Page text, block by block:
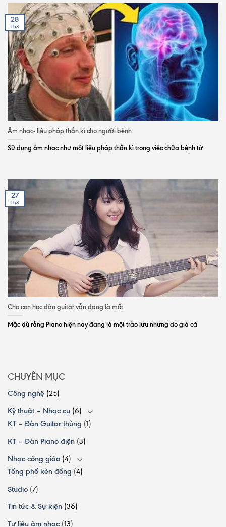
Âm nhạc- liệu pháp thần kì cho người bệnh
Sử dụng âm nhạc như một liệu pháp thần kì trong việc chữa bệnh từ
28
Th3
Cho con học đàn guitar vẫn đang là mốt
Mặc dù rằng Piano hiện nay đang là một trào lưu nhưng do giả cả
27
Th3
CHUYÊN MỤC
Công nghệ (25)
Kỹ thuật – Nhạc cụ (6)
KT – Đàn Guitar thùng (1)
KT – Đàn Piano điện (3)
Nhạc công giáo (4)
Tổng phổ kèn đồng (4)
Studio (7)
Tin tức & Sự kiện (36)
Tư liệu âm nhạc (13)